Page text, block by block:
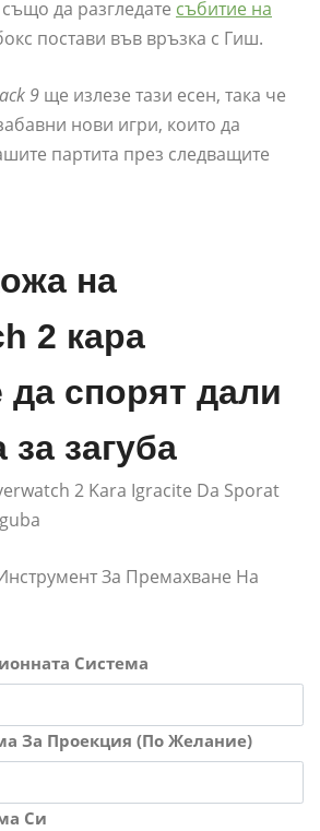
да разгледате събитие на
постави във връзка с Гиш.
9 ще излезе тази есен, така че
нови игри, които да
партита през следващите
на
2 кара
да спорят дали
загуба
2 Kara Igracite Da Sporat
За Премахване На
Система
За Проекция (По Желание)
Си